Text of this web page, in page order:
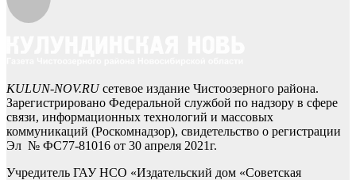
KULUN-NOV.RUсетевое издание Чистоозерного района.
Зарегистрировано Федеральной службой по надзору в сфере
связи, информационных технологий и массовых
коммуникаций (Роскомнадзор), свидетельство о регистрации
Эл № ФС77-81016 от 30 апреля 2021г.
Учредитель ГАУ НСО «Издательский дом «Советская